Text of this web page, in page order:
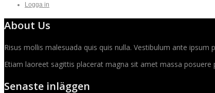
Logga in
About Us
Risus mollis malesuada quis quis nulla. Vestibulum ante
Etiam laoreet sagittis placerat magna sit amet massa
Senaste inläggen